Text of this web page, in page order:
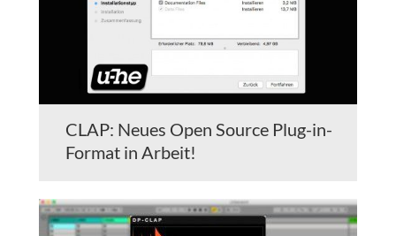
CLAP: Neues Open Source Plug-in-
Format in Arbeit!